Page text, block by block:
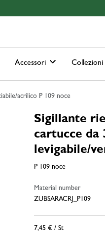
Accessori Collezioni
acrilico P 109 noce
Sigillante
cartucce da
levigabile/
P 109 noce
Material number
ZUBSARACRJ_P109
7,45 € / St